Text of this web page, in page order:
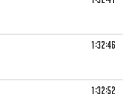
1:32:46
1:32:52